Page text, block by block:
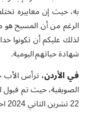
به، حيث إن معاييره
الرغم من أن المسيح هو
لذلك عليكم أن تكونوا
شهادة حياتهم اليومية.
في الأردن، ترأس الأب
الصويفية، حيث تم قبول
22 تشرين الثاني 2024 احتفالاتها بعيد يسوع الملك، بلقاء جمع شبيبة الجامعية والعاملة في كلية التراسنطة - جبل اللويبدة